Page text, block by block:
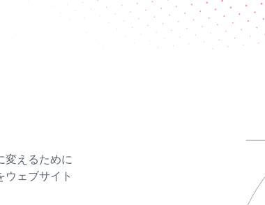
変えるために
ウェブサイト